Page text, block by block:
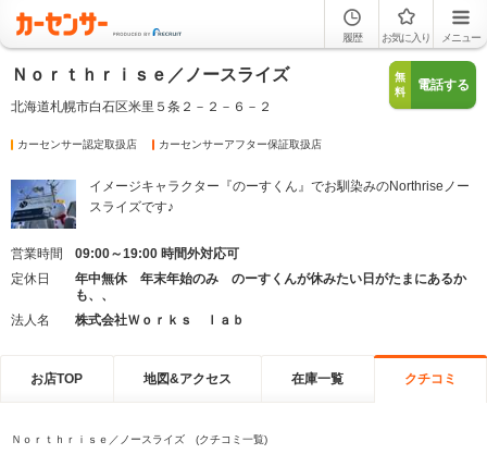
履歴 お気に入り メニュー
Ｎｏｒｔｈｒｉｓｅ／ノースライズ
北海道札幌市白石区米里５条２－２－６－２
無
料
電話する
カーセンサー認定取扱店 カーセンサーアフター保証取扱店
イメージキャラクター『のーすくん』でお馴染みのNorthriseノー
スライズです♪
営業時間
09:00～19:00 時間外対応可
定休日
年中無休 年末年始のみ のーすくんが休みたい日がたまにあるか
も、、
法人名
株式会社Ｗｏｒｋｓ ｌａｂ
お店TOP 地図&アクセス 在庫一覧 クチコミ
Ｎｏｒｔｈｒｉｓｅ／ノースライズ (クチコミ一覧)